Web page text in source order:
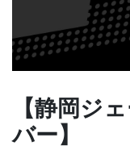
【静岡ジ
バー】